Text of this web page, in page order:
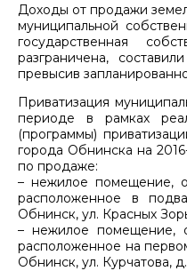
Доходы от продажи
муниципальной
государственная
разграничена,
превысив
Приватизация
периоде в рамках
(программы)
города Обнинска на
по продаже:
– нежилое помещение,
расположенное в
Обнинск, ул. Красных
– нежилое помещение,
расположенное на
Обнинск, ул. Курчатова, д.